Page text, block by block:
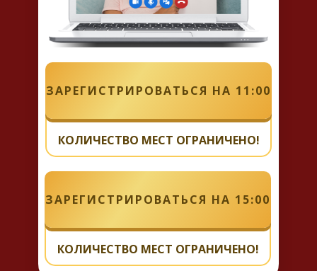
КОЛИЧЕСТВО МЕСТ ОГРАНИЧЕНО!
ЗАРЕГИСТРИРОВАТЬСЯ НА 11:00
КОЛИЧЕСТВО МЕСТ ОГРАНИЧЕНО!
ЗАРЕГИСТРИРОВАТЬСЯ НА 15:00